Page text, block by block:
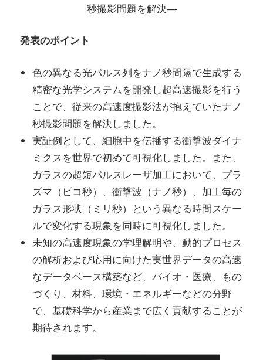
秒撮影問題を解決―
発表のポイント
色の異なる光パルス列をナノ秒間隔で生成する
精密な光学システムを開発し超高速撮影を行う
ことで、従来の高速度撮影法が抱えていたナノ
秒撮影問題を解決しました。
実証例として、細胞中を伝播する衝撃波ダイナ
ミクスを世界で初めて可視化しました。また、
ガラスの超短パルスレーザ加工において、プラ
ズマ（ピコ秒）、衝撃波（ナノ秒）、加工毎の
ガラス形状（ミリ秒）という異なる時間スケー
ルで変化する現象を同時に可視化しました。
未知の高速度現象の学理解明や、動的プロセス
の解析および応用に向けた実世界データの高速
なデータベース構築など、バイオ・医療、もの
づくり、材料、環境・エネルギーなどの分野
で、基礎科学から産業まで広く貢献することが
期待されます。